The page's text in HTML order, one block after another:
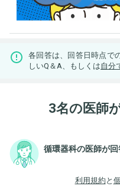
各回答は、回答日時点で
しいQ＆A、もしくは自分
3名の医師
循環器科の医師が回
利用規約 と